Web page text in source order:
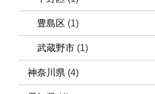
豊島区 (1)
武蔵野市 (1)
神奈川県 (4)